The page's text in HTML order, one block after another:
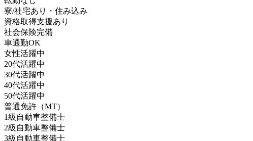
寮/社宅あり・住み込み
資格取得支援あり
社会保険完備
車通勤OK
女性活躍中
20代活躍中
30代活躍中
40代活躍中
50代活躍中
普通免許（MT）
1級自動車整備士
2級自動車整備士
3級自動車整備士